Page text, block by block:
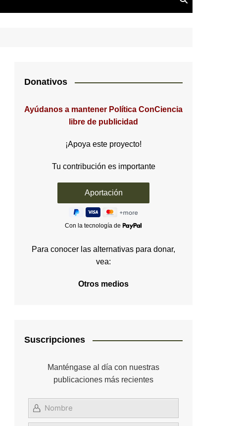
Donativos
Ayúdanos a mantener Política ConCiencia
libre de publicidad
¡Apoya este proyecto!
Tu contribución es importante
Con la tecnología de
Para conocer las alternativas para donar,
vea:
Otros medios
Suscripciones
Manténgase al día con nuestras
publicaciones más recientes